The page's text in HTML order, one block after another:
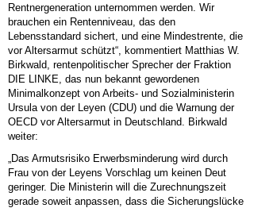
Rentnergeneration unternommen werden. Wir
brauchen ein Rentenniveau, das den
Lebensstandard sichert, und eine Mindestrente, die
vor Altersarmut schützt“, kommentiert Matthias W.
Birkwald, rentenpolitischer Sprecher der Fraktion
DIE LINKE, das nun bekannt gewordenen
Minimalkonzept von Arbeits- und Sozialministerin
Ursula von der Leyen (CDU) und die Warnung der
OECD vor Altersarmut in Deutschland. Birkwald
weiter:
„Das Armutsrisiko Erwerbsminderung wird durch
Frau von der Leyens Vorschlag um keinen Deut
geringer. Die Ministerin will die Zurechnungszeit
gerade soweit anpassen, dass die Sicherungslücke